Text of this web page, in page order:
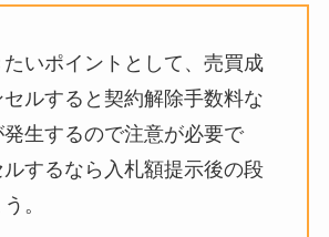
いポイントとして、売買成
ルすると契約解除手数料な
発生するので注意が必要で
するなら入札額提示後の段
。